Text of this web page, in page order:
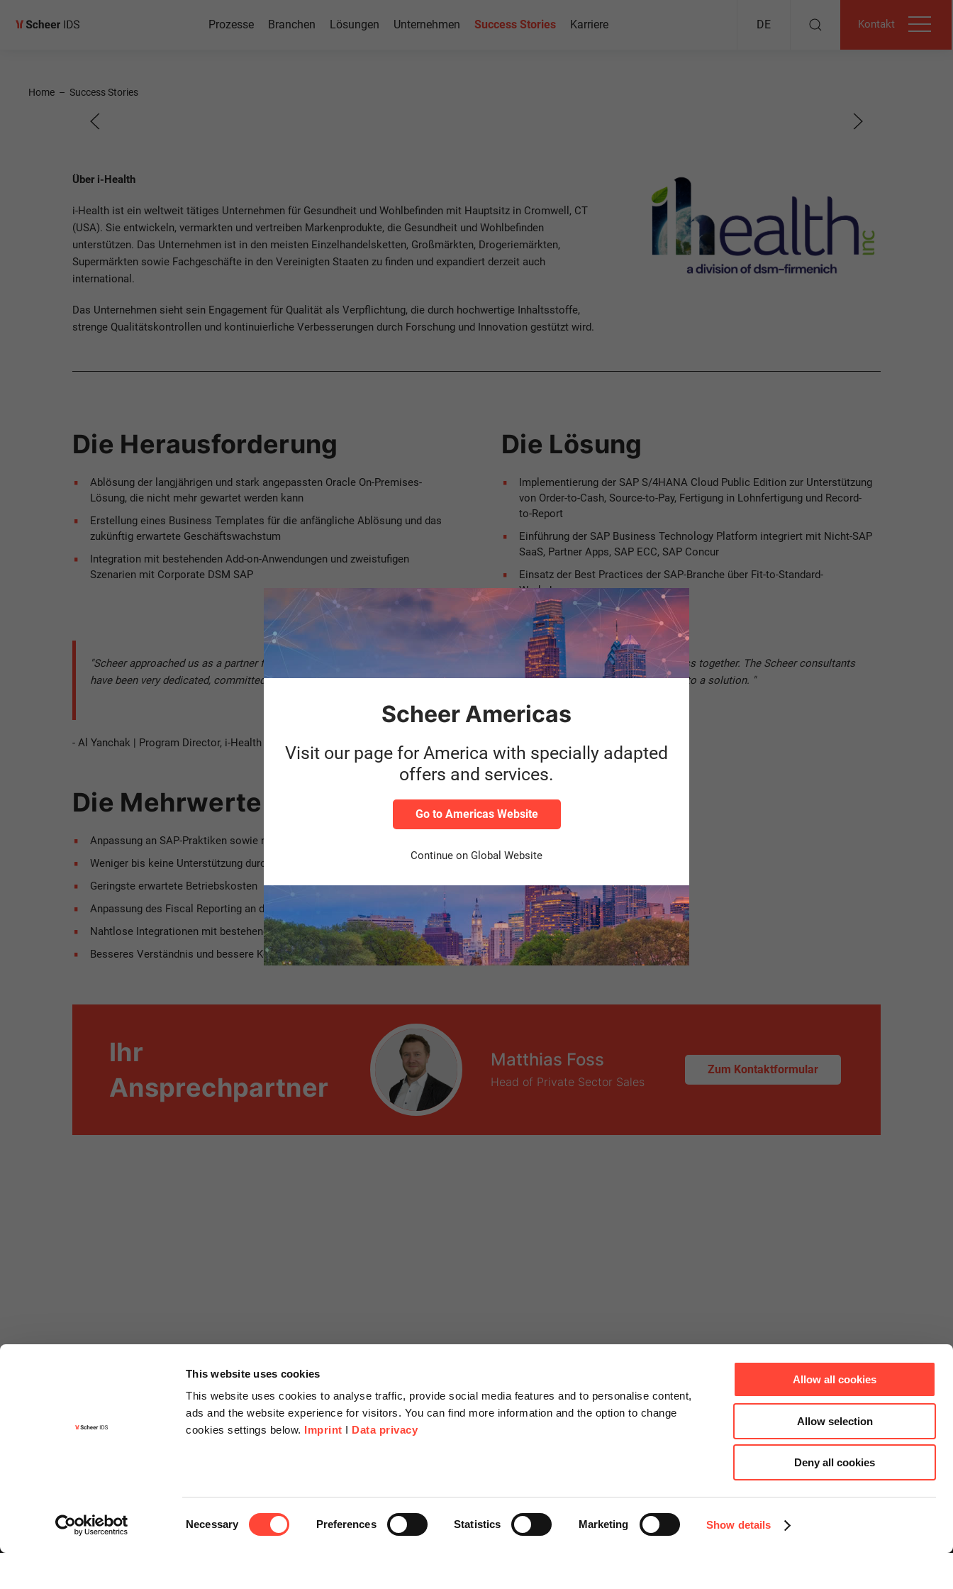
This website uses cookies
This website uses cookies to analyse traffic, provide social media features and to personalise content,
ads and the website experience for visitors. You can find more information and the option to change
cookies settings below. Imprint I Data privacy
Necessary Preferences Statistics Marketing Show details
Allow all cookies
Allow selection
Deny all cookies
Prozesse Branchen Lösungen Unternehmen Success Stories Karriere DE Kontakt
Home – Success Stories
SAP S/4HANA
Über i-Health
i-Health ist ein weltweit tätiges Unternehmen für Gesundheit und Wohlbefinden mit Hauptsitz in Cromwell, CT
(USA). Sie entwickeln, vermarkten und vertreiben Markenprodukte, die Gesundheit und Wohlbefinden
unterstützen. Das Unternehmen ist in den meisten Einzelhandelsketten, Großmärkten, Drogeriemärkten,
Supermärkten sowie Fachgeschäfte in den Vereinigten Staaten zu finden und expandiert derzeit auch
international.
Das Unternehmen sieht sein Engagement für Qualität als Verpflichtung, die durch hochwertige Inhaltsstoffe,
strenge Qualitätskontrollen und kontinuierliche Verbesserungen durch Forschung und Innovation gestützt wird.
Die Herausforderung
Ablösung der langjährigen und stark angepassten Oracle On-Premises-
Lösung, die nicht mehr gewartet werden kann
Erstellung eines Business Templates für die anfängliche Ablösung und das
zukünftig erwartete Geschäftswachstum
Integration mit bestehenden Add-on-Anwendungen und zweistufigen
Szenarien mit Corporate DSM SAP
Die Lösung
Implementierung der SAP S/4HANA Cloud Public Edition zur Unterstützung
von Order-to-Cash, Source-to-Pay, Fertigung in Lohnfertigung und Record-
to-Report
Einführung der SAP Business Technology Platform integriert mit Nicht-SAP
SaaS, Partner Apps, SAP ECC, SAP Concur
Einsatz der Best Practices der SAP-Branche über Fit-to-Standard-
Workshops
"Scheer approached us as a partner from the start during the entire process of the project. It was always about creating success together. The Scheer consultants
have been very dedicated, committed, and flexible. Scheer was excellent at managing the deltas to provide directions to come to a solution. "
- Al Yanchak | Program Director, i-Health
Die Mehrwerte
Anpassung an SAP-Praktiken sowie nahtlose Konsolidierung und Integration mit der DSM Nutritional Products Division
Weniger bis keine Unterstützung durch lokales Personal erforderlich
Geringste erwartete Betriebskosten
Anpassung des Fiscal Reporting an die Unternehmensstandards
Nahtlose Integrationen mit bestehenden Anwendungen durch Standard-APIs
Besseres Verständnis und bessere Kontrolle über integrierte End-to-End-Prozesse und Schnittstellen zu externen Anwendungen
Ihr
Ansprechpartner
Matthias Foss
Head of Private Sector Sales
Zum Kontaktformular
Kontakt
Angebotsanfrage
Über Uns
Scheer Group
Instagram
Facebook
Scheer Americas
Visit our page for America with specially adapted
offers and services.
Go to Americas Website
Continue on Global Website